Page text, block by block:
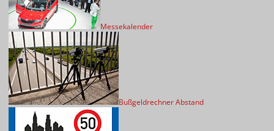
Messekalender
Bußgeldrechner Abstand